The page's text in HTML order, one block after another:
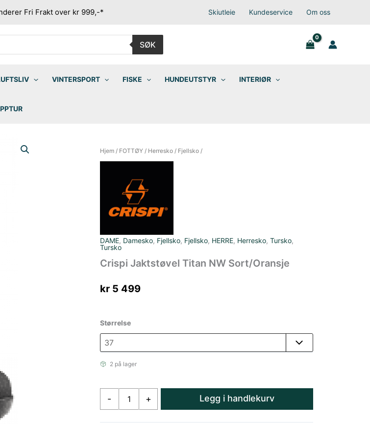
Fri Frakt over kr 999,-* Skiutleie Kundeservice Om oss
SØK
VINTERSPORT FISKE HUNDEUTSTYR INTERIØR
Hjem/ FOTTØY/ Herresko/ Fjellsko/
DAME, Damesko, Fjellsko, Fjellsko, HERRE, Herresko, Tursko,
Tursko
Crispi Jaktstøvel Titan NW Sort/Oransje
kr5 499
Størrelse
2 på lager
-
Jaktstøvel
+ Legg i handlekurv